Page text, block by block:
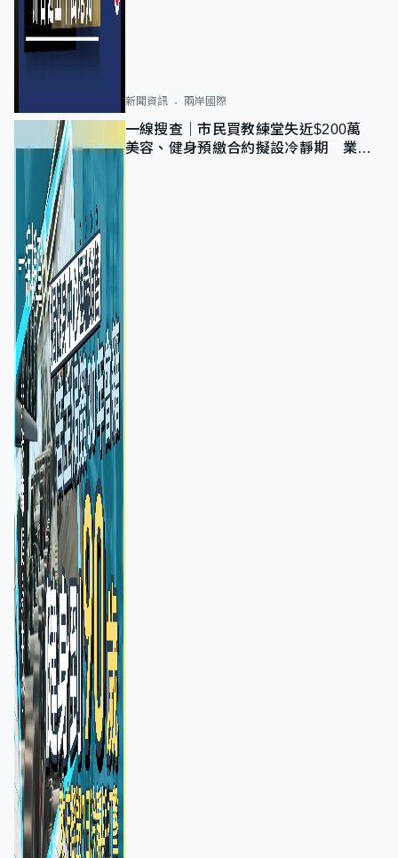
新聞資訊 兩岸國際
一線搜查｜市民買教練堂失近$200萬
美容、健身預繳合約擬設冷靜期 業界